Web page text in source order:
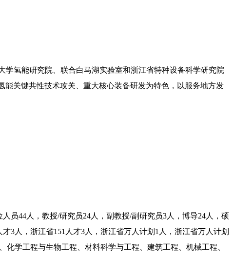
学氢能研究院、联合白马湖实验室和浙江省特种设备科学研究院
关键共性技术攻关、重大核心装备研发为特色，以服务地方发
员44人，教授/研究员24人，副教授/副研究员3人，博导24人，硕
3人，浙江省151人才3人，浙江省万人计划1人，浙江省万人计划
学工程与生物工程、材料科学与工程、建筑工程、机械工程、